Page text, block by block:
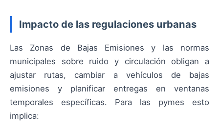
Impacto de las regulaciones urbanas
Las Zonas de Bajas Emisiones y las normas
municipales sobre ruido y circulación obligan a
ajustar rutas, cambiar a vehículos de bajas
emisiones y planificar entregas en ventanas
temporales específicas. Para las pymes esto
implica: